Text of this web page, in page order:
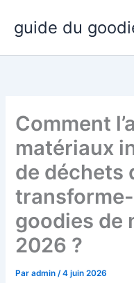
contenu
guide du
Comment
matériaux
de déchets
goodies de
2026 ?
Paradmin/4 juin 2026